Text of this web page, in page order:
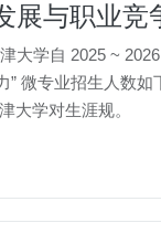
展与职业竞
大学自 2025 ~
人 卫津路校区：30 人 2.2. 学制年限 “生涯发展与职业竞争力” 微专业学制 1 年，最长修读年限 3
大学对生涯规。